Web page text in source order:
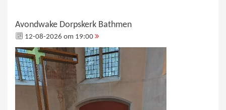
Avondwake Dorpskerk Bathmen
12-08-2026 om 19:00